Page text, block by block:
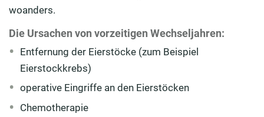
woanders.
Die Ursachen von vorzeitigen Wechseljahren:
Entfernung der Eierstöcke (zum Beispiel
Eierstockkrebs)
operative Eingriffe an den Eierstöcken
Chemotherapie